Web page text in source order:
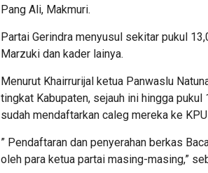
Pang Ali, Makmuri.
Partai Gerindra menyusul sekitar pukul
Marzuki dan kader lainya.
Menurut Khairrurijal ketua Panwaslu
tingkat Kabupaten, sejauh ini hingga
sudah mendaftarkan caleg mereka ke KPU
” Pendaftaran dan penyerahan berkas
oleh para ketua partai masing-masing,”